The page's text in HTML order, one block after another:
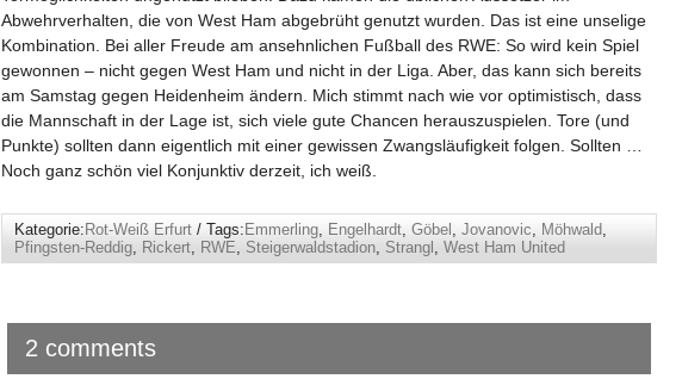
Abwehrverhalten, die von West Ham abgebrüht genutzt wurden. Das ist eine unselige
Kombination. Bei aller Freude am ansehnlichen Fußball des RWE: So wird kein Spiel
gewonnen – nicht gegen West Ham und nicht in der Liga. Aber, das kann sich bereits
am Samstag gegen Heidenheim ändern. Mich stimmt nach wie vor optimistisch, dass
die Mannschaft in der Lage ist, sich viele gute Chancen herauszuspielen. Tore (und
Punkte) sollten dann eigentlich mit einer gewissen Zwangsläufigkeit folgen. Sollten …
Noch ganz schön viel Konjunktiv derzeit, ich weiß.
Kategorie: Rot-Weiß Erfurt / Tags: Emmerling Engelhardt Göbel Jovanovic Möhwald
Pfingsten-Reddig
Rickert RWE Steigerwaldstadion Strangl West Ham United
2 comments